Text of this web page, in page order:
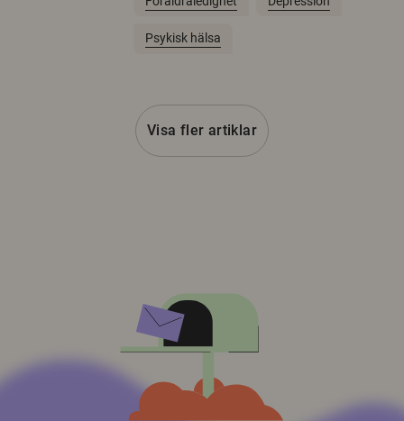
Psykisk hälsa
Visa fler artiklar